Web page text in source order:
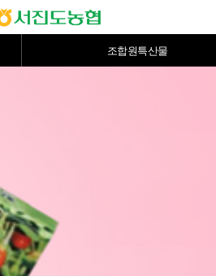
조합원특산물